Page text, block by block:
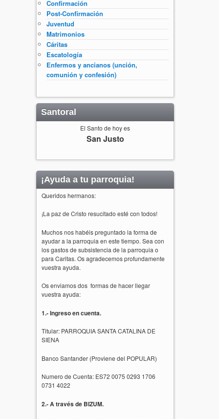
Confirmación
Post-Confirmación
Juventud
Matrimonios
Cáritas
Escatología
Enfermos y ancianos (unción,
comunión y confesión)
Santoral
El Santo de hoy es
San Justo
¡Ayuda a tu parroquia!
Queridos hermanos:
¡La paz de Cristo resucitado esté con todos!
Muchos nos habéis preguntado la forma de
ayudar a la parroquia en este tiempo. Sea con
los gastos de subsistencia de la parroquia o
para Caritas. Os agradecemos profundamente
vuestra ayuda.
Os enviamos dos formas de hacer llegar
vuestra ayuda:
1.- Ingreso en cuenta.
Titular: PARROQUIA SANTA CATALINA DE
SIENA
Banco Santander (Proviene del POPULAR)
Numero de Cuenta: ES72 0075 0293 1706
0731 4022
2.- A través de BIZUM.